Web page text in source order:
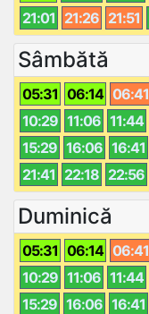
21:01 21:26 21:51
Sâmbătă
05:31 06:14 06:41
10:29 11:06 11:44
15:29 16:06 16:41
21:41 22:18 22:56
Duminică
05:31 06:14 06:41
10:29 11:06 11:44
15:29 16:06 16:41